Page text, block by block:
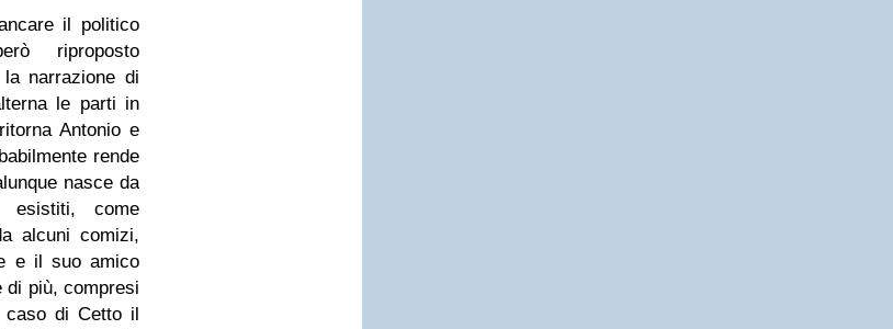
il politico
riproposto
narrazione di
le parti in
Antonio e
rende
nasce da
esistiti, come
alcuni comizi,
e il suo amico
di più, compresi
caso di Cetto il